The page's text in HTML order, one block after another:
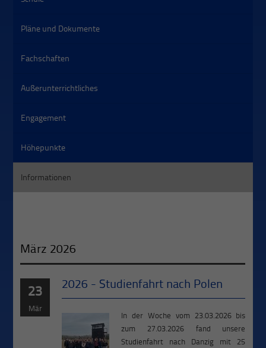
Pläne und Dokumente
Fachschaften
Außerunterrichtliches
Engagement
Höhepunkte
Informationen
März 2026
23
Mär
2026 - Studienfahrt nach Polen
In der Woche vom 23.03.2026 bis
zum 27.03.2026 fand unsere
Studienfahrt nach Danzig mit 25